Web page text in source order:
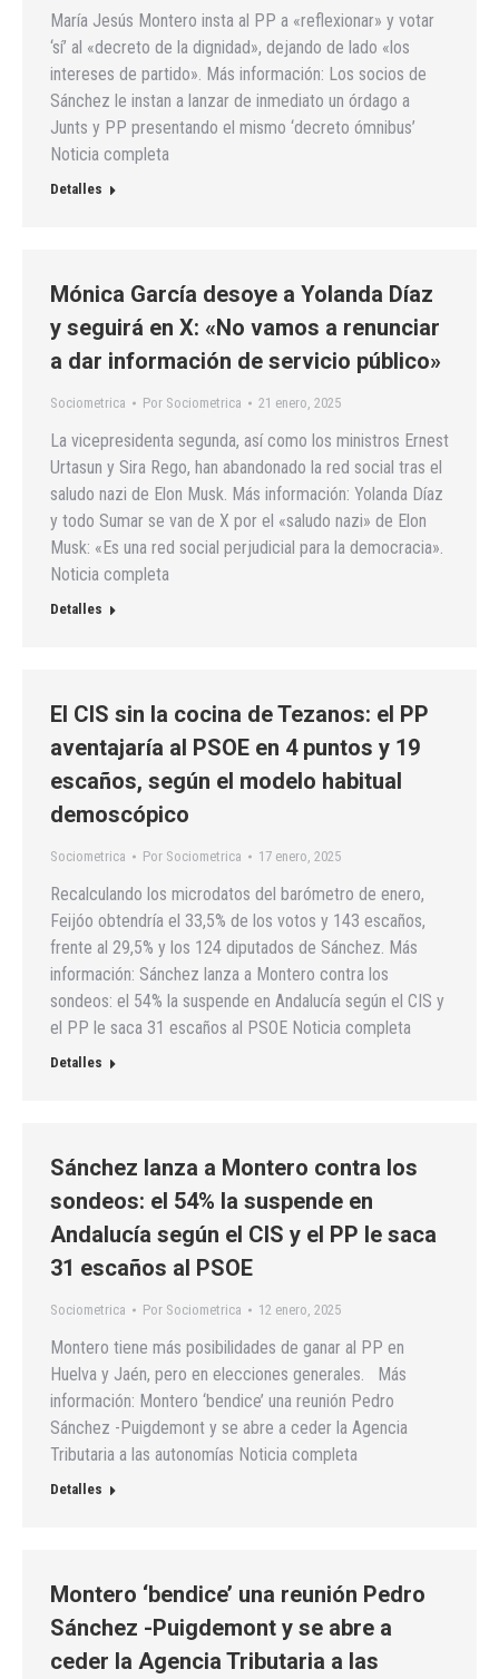
María Jesús Montero insta al PP a «reflexionar» y votar
‘sí’ al «decreto de la dignidad», dejando de lado «los
intereses de partido». Más información: Los socios de
Sánchez le instan a lanzar de inmediato un órdago a
Junts y PP presentando el mismo ‘decreto ómnibus’
Noticia completa
Detalles
Mónica García desoye a Yolanda Díaz
y seguirá en X: «No vamos a renunciar
a dar información de servicio público»
Sociometrica Por Sociometrica 21 enero, 2025
La vicepresidenta segunda, así como los ministros Ernest
Urtasun y Sira Rego, han abandonado la red social tras el
saludo nazi de Elon Musk. Más información: Yolanda Díaz
y todo Sumar se van de X por el «saludo nazi» de Elon
Musk: «Es una red social perjudicial para la democracia».
Noticia completa
Detalles
El CIS sin la cocina de Tezanos: el PP
aventajaría al PSOE en 4 puntos y 19
escaños, según el modelo habitual
demoscópico
Sociometrica Por Sociometrica 17 enero, 2025
Recalculando los microdatos del barómetro de enero,
Feijóo obtendría el 33,5% de los votos y 143 escaños,
frente al 29,5% y los 124 diputados de Sánchez. Más
información: Sánchez lanza a Montero contra los
sondeos: el 54% la suspende en Andalucía según el CIS y
el PP le saca 31 escaños al PSOE Noticia completa
Detalles
Sánchez lanza a Montero contra los
sondeos: el 54% la suspende en
Andalucía según el CIS y el PP le saca
31 escaños al PSOE
Sociometrica Por Sociometrica 12 enero, 2025
Montero tiene más posibilidades de ganar al PP en
Huelva y Jaén, pero en elecciones generales. Más
información: Montero ‘bendice’ una reunión Pedro
Sánchez -Puigdemont y se abre a ceder la Agencia
Tributaria a las autonomías Noticia completa
Detalles
Montero ‘bendice’ una reunión Pedro
Sánchez -Puigdemont y se abre a
ceder la Agencia Tributaria a las